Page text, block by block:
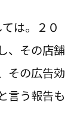
は。２０
、その店舗
その広告効
言う報告も